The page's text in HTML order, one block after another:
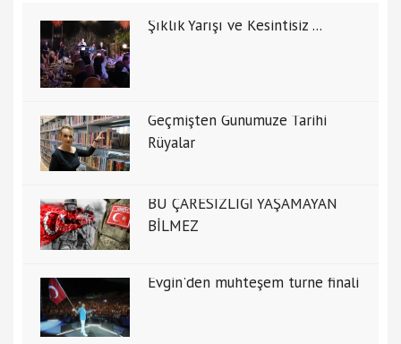
Şıklık Yarışı ve Kesintisiz ...
Geçmişten Günümüze Tarihi
Rüyalar
BU ÇARESİZLİĞİ YAŞAMAYAN
BİLMEZ
Evgin'den muhteşem turne finali